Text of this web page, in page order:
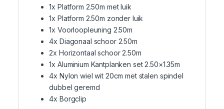
1x Platform 2.50m met luik
1x Platform 2.50m zonder luik
1x Voorloopleuning 2.50m
4x Diagonaal schoor 2.50m
2x Horizontaal schoor 2.50m
1x Aluminium Kantplanken set 2.50×1.35m
4x Nylon wiel wit 20cm met stalen spindel
dubbel geremd
4x Borgclip